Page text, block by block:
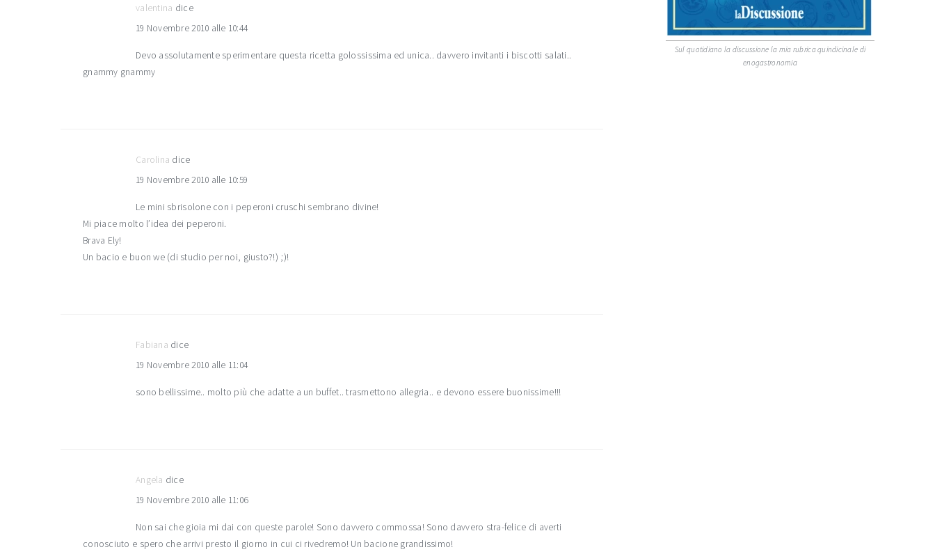
valentina dice
19 Novembre 2010 alle 10:44
Devo assolutamente sperimentare questa ricetta golossissima ed unica.. davvero invitanti i biscotti salati..
gnammy gnammy
Carolina dice
19 Novembre 2010 alle 10:59
Le mini sbrisolone con i peperoni cruschi sembrano divine!
Mi piace molto l’idea dei peperoni.
Brava Ely!
Un bacio e buon we (di studio per noi, giusto?!) ;)!
Fabiana dice
19 Novembre 2010 alle 11:04
sono bellissime.. molto più che adatte a un buffet.. trasmettono allegria.. e devono essere buonissime!!!
Angela dice
19 Novembre 2010 alle 11:06
Non sai che gioia mi dai con queste parole! Sono davvero commossa! Sono davvero stra-felice di averti
conosciuto e spero che arrivi presto il giorno in cui ci rivedremo! Un bacione grandissimo!
Sul quotidiano la discussione la mia rubrica quindicinale di
enogastronomia